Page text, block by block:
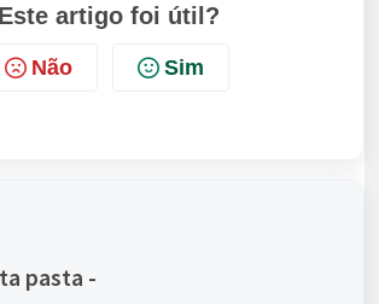
Este artigo foi útil?
Não Sim
pasta -